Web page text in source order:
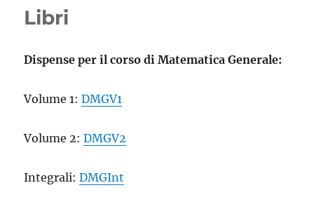
Libri
Dispense per il corso di Matematica Generale:
Volume 1:DMGV1
Volume 2:DMGV2
Integrali:DMGInt